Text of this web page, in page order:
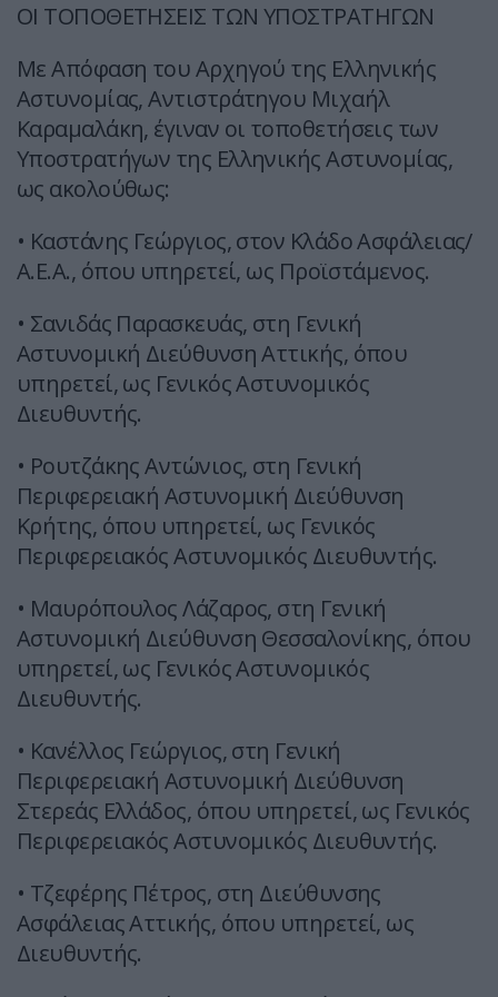
ΟΙ ΤΟΠΟΘΕΤΗΣΕΙΣ ΤΩΝ ΥΠΟΣΤΡΑΤΗΓΩΝ
Με Απόφαση του Αρχηγού της Ελληνικής
Αστυνομίας, Αντιστράτηγου Μιχαήλ
Καραμαλάκη, έγιναν οι τοποθετήσεις των
Υποστρατήγων της Ελληνικής Αστυνομίας,
ως ακολούθως:
• Καστάνης Γεώργιος, στον Κλάδο Ασφάλειας/
Α.Ε.Α., όπου υπηρετεί, ως Προϊστάμενος.
• Σανιδάς Παρασκευάς, στη Γενική
Αστυνομική Διεύθυνση Αττικής, όπου
υπηρετεί, ως Γενικός Αστυνομικός
Διευθυντής.
• Ρουτζάκης Αντώνιος, στη Γενική
Περιφερειακή Αστυνομική Διεύθυνση
Κρήτης, όπου υπηρετεί, ως Γενικός
Περιφερειακός Αστυνομικός Διευθυντής.
• Μαυρόπουλος Λάζαρος, στη Γενική
Αστυνομική Διεύθυνση Θεσσαλονίκης, όπου
υπηρετεί, ως Γενικός Αστυνομικός
Διευθυντής.
• Κανέλλος Γεώργιος, στη Γενική
Περιφερειακή Αστυνομική Διεύθυνση
Στερεάς Ελλάδος, όπου υπηρετεί, ως Γενικός
Περιφερειακός Αστυνομικός Διευθυντής.
• Τζεφέρης Πέτρος, στη Διεύθυνσης
Ασφάλειας Αττικής, όπου υπηρετεί, ως
Διευθυντής.